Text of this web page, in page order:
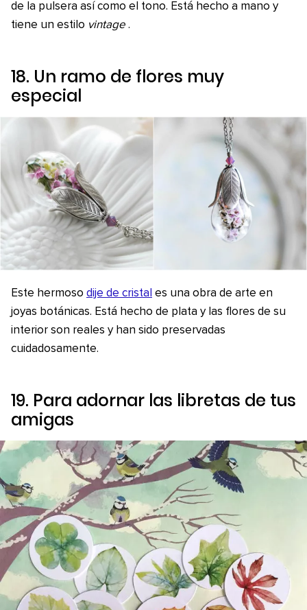
de la pulsera así como el tono. Está hecho a mano y
tiene un estilo vintage .
18. Un ramo de flores muy
especial
Este hermoso dije de cristal es una obra de arte en
joyas botánicas. Está hecho de plata y las flores de su
interior son reales y han sido preservadas
cuidadosamente.
19. Para adornar las libretas de tus
amigas